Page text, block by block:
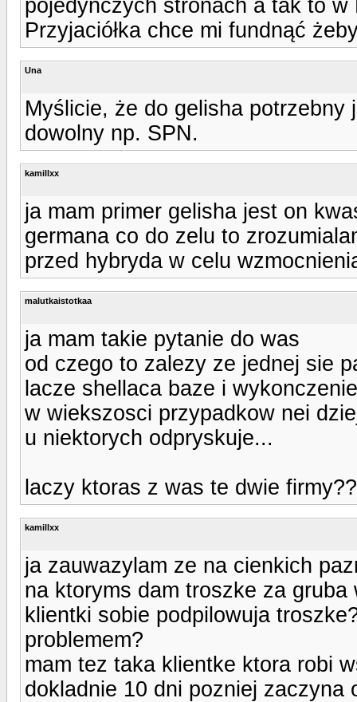
pojedynczych stronach a tak to w
Przyjaciółka chce mi fundnąć
Una
Myślicie, że do gelisha
dowolny np. SPN.
kamillxx
ja mam primer gelisha jest on
germana co do zelu to
przed hybryda w celu
malutkaistotkaa
ja mam takie pytanie do was
od czego to zalezy ze jednej sie
lacze shellaca baze i
w wiekszosci przypadkow nei
u niektorych odpryskuje...
laczy ktoras z was te dwie
kamillxx
ja zauwazylam ze na cienkich
na ktoryms dam troszke za
klientki sobie podpilowuja
problemem?
mam tez taka klientke ktora robi
dokladnie 10 dni pozniej zaczyna